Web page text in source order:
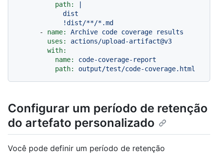
path:
-
name: Archive code coverage
results
uses:
actions/upload-artifact@v3
with:
name:
code-coverage-report
path:
output/test/code-coverage.html
Configurar um período de retenção
do artefato personalizado
Você pode definir um período de retenção